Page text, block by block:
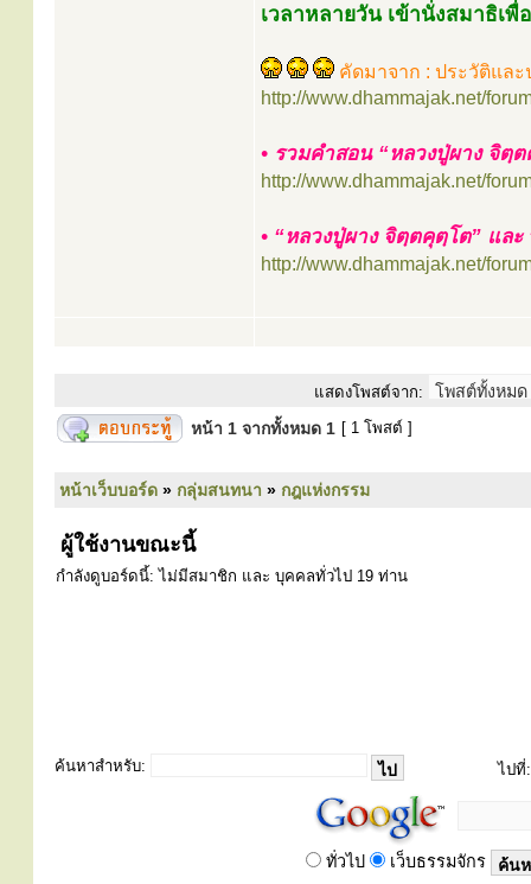
เวลาหลายวัน เข้านั่งสมาธิเ
คัดมาจาก : ประวัติและ
http://www.dhammajak.net/
• รวมคำสอน “หลวงปู่ผาง จิตฺ
http://www.dhammajak.net/
• “หลวงปู่ผาง จิตฺตคุตฺโต” แล
http://www.dhammajak.net/
แสดงโพสต์จาก:
หน้า 1 จากทั้งหมด 1 [ 1 โพสต์ ]
หน้าเว็บบอร์ด » กลุ่มสนทนา » กฎแห่งกรรม
ผู้ใช้งานขณะนี้
กำลังดูบอร์ดนี้: ไม่มีสมาชิก และ บุคคลทั่วไป 19 ท่าน
ค้นหาสำหรับ: ไปที่:
ทั่วไป เว็บธรรมจักร